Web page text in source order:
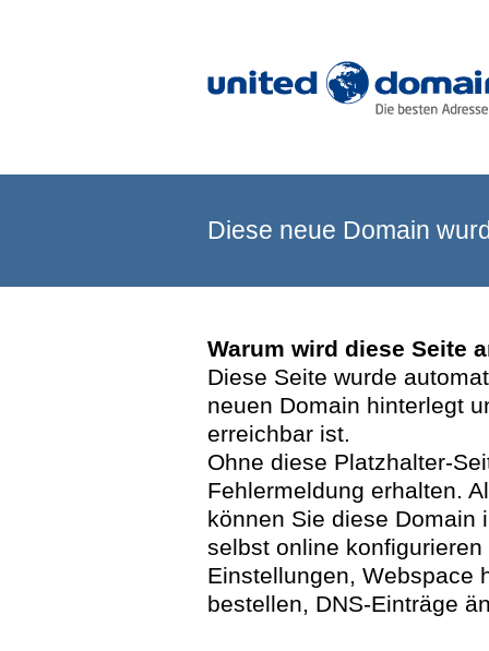
Diese neue Domain
Warum wird diese Seite
Diese Seite wurde
neuen Domain hinterlegt
erreichbar ist.
Ohne diese Platzhalter-
Fehlermeldung erhalten.
können Sie diese Domain
selbst online
Einstellungen, Webspace
bestellen, DNS-Einträge